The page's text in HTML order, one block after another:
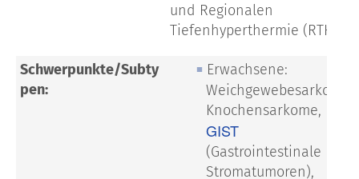
und Regionalen
Tiefenhyperthermie (RTH)
Schwerpunkte/Subty
pen:
Erwachsene:
Weichgewebesarkome,
Knochensarkome,
GIST
(Gastrointestinale
Stromatumoren),